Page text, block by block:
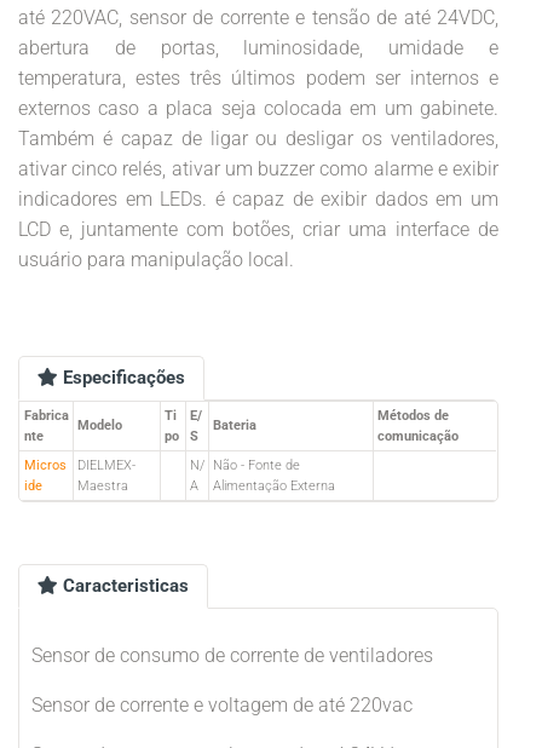
até 220VAC, sensor de corrente e tensão de até 24VDC,
abertura de portas, luminosidade, umidade e
temperatura, estes três últimos podem ser internos e
externos caso a placa seja colocada em um gabinete.
Também é capaz de ligar ou desligar os ventiladores,
ativar cinco relés, ativar um buzzer como alarme e exibir
indicadores em LEDs. é capaz de exibir dados em um
LCD e, juntamente com botões, criar uma interface de
usuário para manipulação local.
Especificações
Fabrica
nte
Modelo
Ti
po
E/
S
Bateria
Métodos de
comunicação
Micros
ide
DIELMEX-
Maestra
N/
A
Não - Fonte de
Alimentação Externa
Caracteristicas
Sensor de consumo de corrente de ventiladores
Sensor de corrente e voltagem de até 220vac